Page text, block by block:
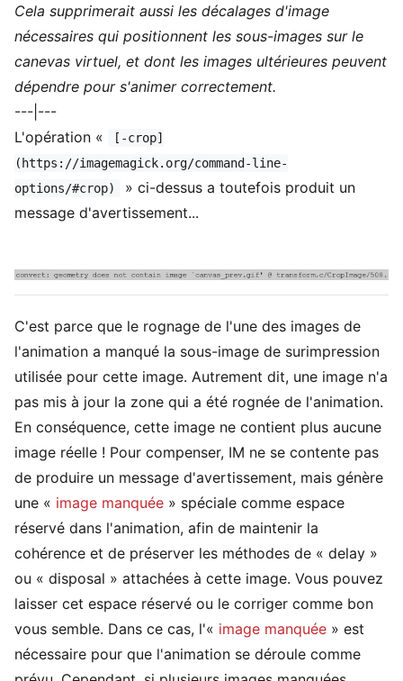
Cela supprimerait aussi les décalages d'image
nécessaires qui positionnent les sous-images sur le
canevas virtuel, et dont les images ultérieures peuvent
dépendre pour s'animer correctement.
---|---
L'opération «
[-crop]
(https://imagemagick.org/command-line-
options/#crop)
» ci-dessus a toutefois produit un
message d'avertissement...
C'est parce que le rognage de l'une des images de
l'animation a manqué la sous-image de surimpression
utilisée pour cette image. Autrement dit, une image n'a
pas mis à jour la zone qui a été rognée de l'animation.
En conséquence, cette image ne contient plus aucune
image réelle ! Pour compenser, IM ne se contente pas
de produire un message d'avertissement, mais génère
une « image manquée » spéciale comme espace
réservé dans l'animation, afin de maintenir la
cohérence et de préserver les méthodes de « delay »
ou « disposal » attachées à cette image. Vous pouvez
laisser cet espace réservé ou le corriger comme bon
vous semble. Dans ce cas, l'« image manquée » est
nécessaire pour que l'animation se déroule comme